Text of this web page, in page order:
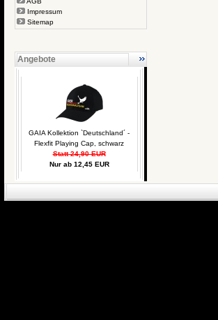
Impressum
Sitemap
Angebote
GAIA Kollektion `Deutschland´ -
Flexfit Playing Cap, schwarz
Statt 24,90 EUR
Nur ab 12,45 EUR